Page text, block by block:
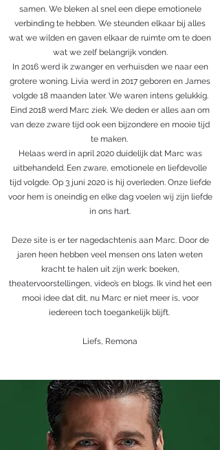
samen. We bleken al snel een diepe emotionele
verbinding te hebben. We steunden elkaar bij alles
wat we wilden en gaven elkaar de ruimte om te doen
wat we zelf belangrijk vonden.
In 2016 werd ik zwanger en verhuisden we naar een
grotere woning. Livia werd in 2017 geboren en James
volgde 18 maanden later. We waren intens gelukkig.
Eind 2018 werd Marc ziek. We deden er alles aan om
van deze zware tijd ook een bijzondere en mooie tijd
te maken.
Helaas werd in april 2020 duidelijk dat Marc was
uitbehandeld. Een zware, emotionele en liefdevolle
tijd volgde. Op 3 juni 2020 is hij overleden. Onze liefde
voor hem is oneindig en elke dag voelen wij zijn liefde
in ons hart.
Deze site is er ter nagedachtenis aan Marc. Door de
jaren heen hebben veel mensen ons laten weten
kracht te halen uit zijn werk: boeken,
theatervoorstellingen, video’s en blogs. Ik vind het een
mooi idee dat dit, nu Marc er niet meer is, voor
iedereen toch toegankelijk blijft.
Liefs, Remona